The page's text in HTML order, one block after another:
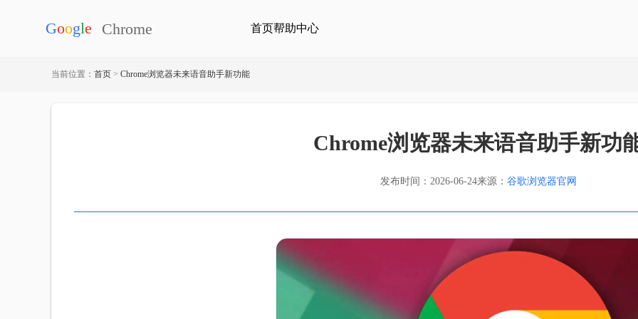
首页帮助中心
当前位置： 首页 > Chrome浏览器未来语音助手新功能
Chrome浏览器未来语音助手新功
发布时间：2026-06-24来源： 谷歌浏览器官网